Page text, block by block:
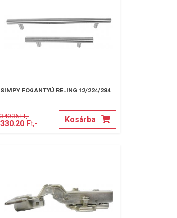
SIMPY FOGANTYÚ RELING 12/224/284
340.36 Ft,-
330.20 Ft,- Kosárba